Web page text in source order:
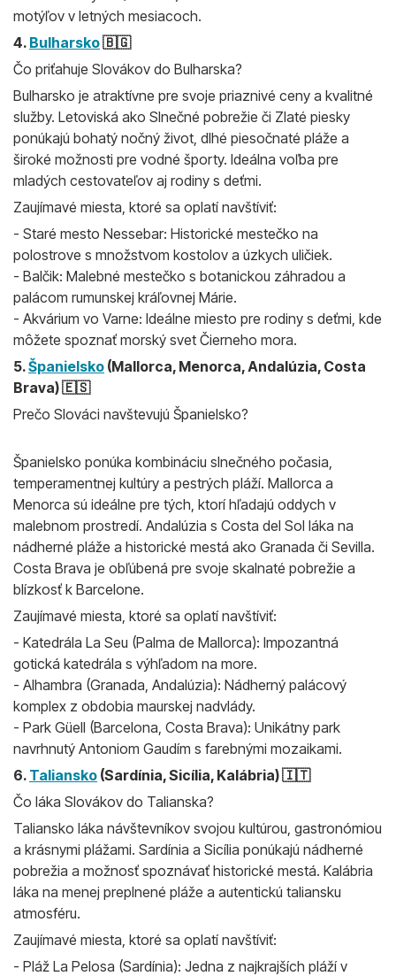
motýľov v letných mesiacoch.
4. Bulharsko🇧🇬
Čo priťahuje Slovákov do Bulharska?
Bulharsko je atraktívne pre svoje priaznivé ceny a kvalitné
služby. Letoviská ako Slnečné pobrežie či Zlaté piesky
ponúkajú bohatý nočný život, dlhé piesočnaté pláže a
široké možnosti pre vodné športy. Ideálna voľba pre
mladých cestovateľov aj rodiny s deťmi.
Zaujímavé miesta, ktoré sa oplatí navštíviť:
- Staré mesto Nessebar: Historické mestečko na
polostrove s množstvom kostolov a úzkych uličiek.
- Balčik: Malebné mestečko s botanickou záhradou a
palácom rumunskej kráľovnej Márie.
- Akvárium vo Varne: Ideálne miesto pre rodiny s deťmi, kde
môžete spoznať morský svet Čierneho mora.
5.Španielsko (Mallorca, Menorca, Andalúzia, Costa
Brava) 🇪🇸
Prečo Slováci navštevujú Španielsko?
Španielsko ponúka kombináciu slnečného počasia,
temperamentnej kultúry a pestrých pláží. Mallorca a
Menorca sú ideálne pre tých, ktorí hľadajú oddych v
malebnom prostredí. Andalúzia s Costa del Sol láka na
nádherné pláže a historické mestá ako Granada či Sevilla.
Costa Brava je obľúbená pre svoje skalnaté pobrežie a
blízkosť k Barcelone.
Zaujímavé miesta, ktoré sa oplatí navštíviť:
- Katedrála La Seu (Palma de Mallorca): Impozantná
gotická katedrála s výhľadom na more.
- Alhambra (Granada, Andalúzia): Nádherný palácový
komplex z obdobia maurskej nadvlády.
- Park Güell (Barcelona, Costa Brava): Unikátny park
navrhnutý Antoniom Gaudím s farebnými mozaikami.
6. Taliansko (Sardínia, Sicília, Kalábria) 🇮🇹
Čo láka Slovákov do Talianska?
Taliansko láka návštevníkov svojou kultúrou, gastronómiou
a krásnymi plážami. Sardínia a Sicília ponúkajú nádherné
pobrežia a možnosť spoznávať historické mestá. Kalábria
láka na menej preplnené pláže a autentickú taliansku
atmosféru.
Zaujímavé miesta, ktoré sa oplatí navštíviť:
- Pláž La Pelosa (Sardínia): Jedna z najkrajších pláží v